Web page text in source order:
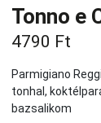
Tonno e
4790 Ft
Parmigiano
tonhal,
bazsalikom